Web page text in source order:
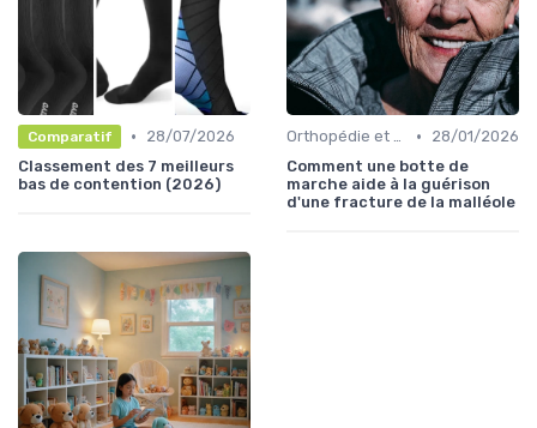
Comparatif •
28/07/2026
Classement des 7 meilleurs
bas de contention (2026)
Orthopédie et maintien •
28/01/2026
Comment une botte de
marche aide à la guérison
d'une fracture de la malléole